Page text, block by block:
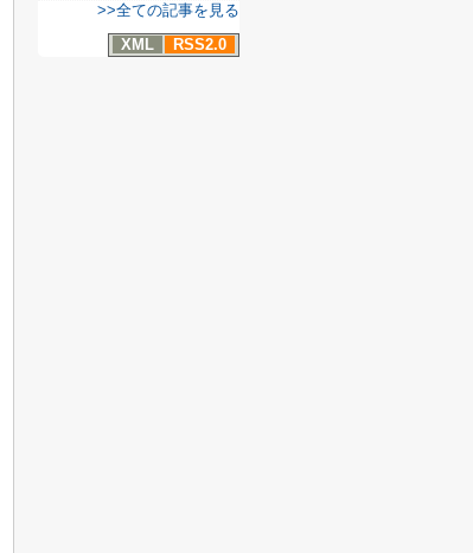
>>全ての記事を見る
XML
RSS2.0